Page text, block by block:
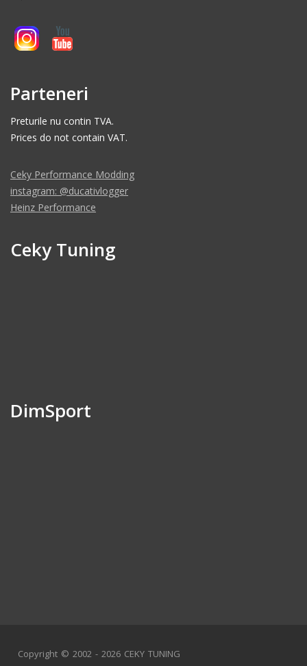
Parteneri
Preturile nu contin TVA.
Prices do not contain VAT.
Ceky Performance Modding
instagram: @ducativlogger
Heinz Performance
Ceky Tuning
DimSport
Copyright © 2002 - 2026 CEKY TUNING